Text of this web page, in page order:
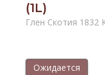
(1L)
Глен Скотия 1832
Ожидается